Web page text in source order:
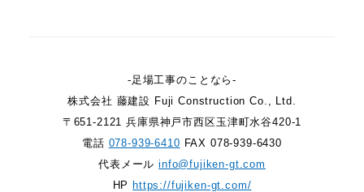
-足場工事のことなら-
株式会社 藤建設 Fuji Construction Co., Ltd.
〒651-2121 兵庫県神戸市西区玉津町水谷420-1
電話 078-939-6410 FAX 078-939-6430
代表メールinfo@fujiken-gt.com
HP https://fujiken-gt.com/